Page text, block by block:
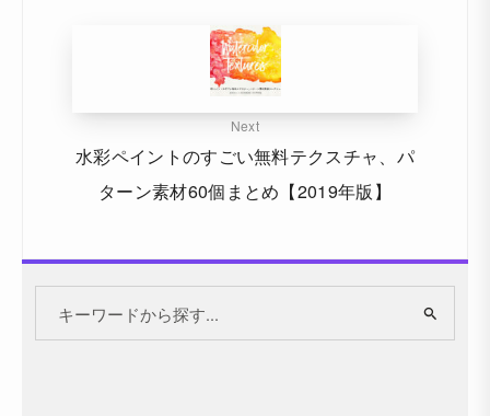
Next
水彩ペイントのすごい無料テクスチャ、パ
ターン素材60個まとめ【2019年版】